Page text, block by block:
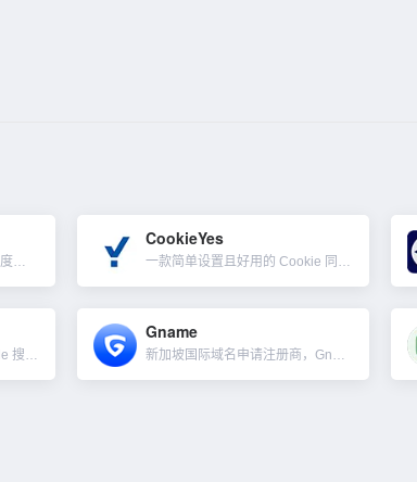
一个可以查你网络IP地址可信度的工具。对于普通用户而言，我们在境外支付一些平台会员或购买什么时，会有风控判断你的VPN IP是否干净，比如ChatGPT开PLUS会员，审核比较严格。所以我们用一些梯子...
CookieYes
一款简单设置且好用的 Cookie 同意部署工具。我们做谷歌ADS广告和联盟时，针对欧盟一些国家有要求必需就 Cookie 或其他本地存储方式的使用征得用户的同意。CookieYes 几分钟即可设置好...
富媒体搜索结果是指在 Google 搜索上提供的与普通蓝色链接不同的用户体验。这类搜索结果可能包括轮换展示内容、图片以及其他非文字元素。与普通搜索结果的差异化展现可提升内容的点击率，测试结果会显示：在...
Gname
新加坡国际域名申请注册商，Gname提供便宜的域名和最可靠的服务，作为领先的域名注册商，为客户提供全球域名注册、抢注、交易、管理、API接口等服务。可查询优质的、有运营历史、有外部链接的权重老域名，与...